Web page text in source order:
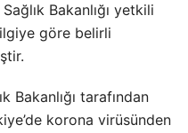
Bakanlığı yetkili
göre belirli
Bakanlığı tarafından
korona virüsünden